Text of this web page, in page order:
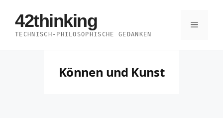
Inhalt
springen
42thinking
TECHNISCH-PHILOSOPHISCHE GEDANKEN
Menü
Können und Kunst